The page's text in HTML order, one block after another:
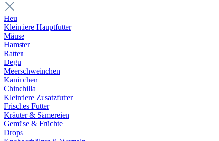
Heu
Kleintiere Hauptfutter
Mäuse
Hamster
Ratten
Degu
Meerschweinchen
Kaninchen
Chinchilla
Kleintiere Zusatzfutter
Frisches Futter
Kräuter & Sämereien
Gemüse & Früchte
Drops